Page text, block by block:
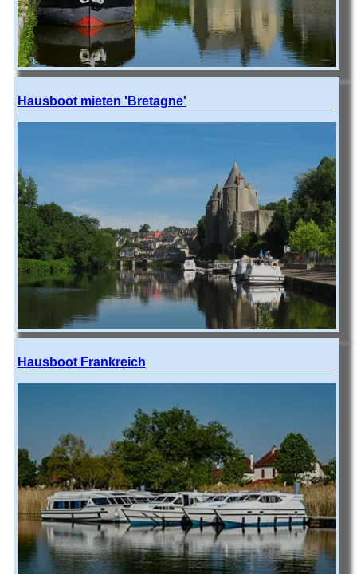
Hausboot mieten 'Bretagne'
Hausboot Frankreich